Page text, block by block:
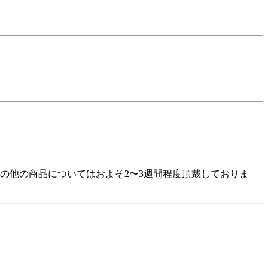
他の商品についてはおよそ2〜3週間程度頂戴しておりま